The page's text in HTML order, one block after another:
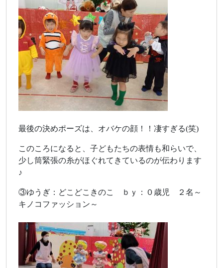
最後の決めポーズは、オバケの顔！！凄すぎる(笑)
このころになると、子どもたちの表情も和らいで、
少し筒緊張の糸がほぐれてきているのが伝わります
♪
③ゆうぎ：どこどこきのこ ｂｙ：０歳児 ２名～
キノコファッション～